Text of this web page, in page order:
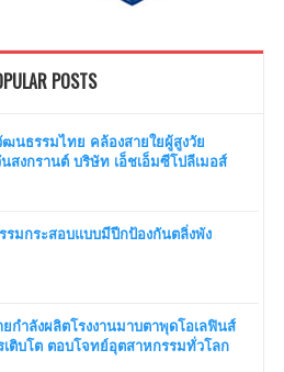
POSTS
นธรรมไทย คล้องสายใยผู้สูงวัย
นสงกรานต์ บริษัท เอ็ชเอ็มซีโปลีเมอส์
รมกระสอบแบบมีปีกป้องกันตลิ่งพัง
ยกำลังผลิตโรงงานมาบตาพุดโอเลฟินส์
เติบโต ตอบโจทย์อุตสาหกรรมทั่วโลก